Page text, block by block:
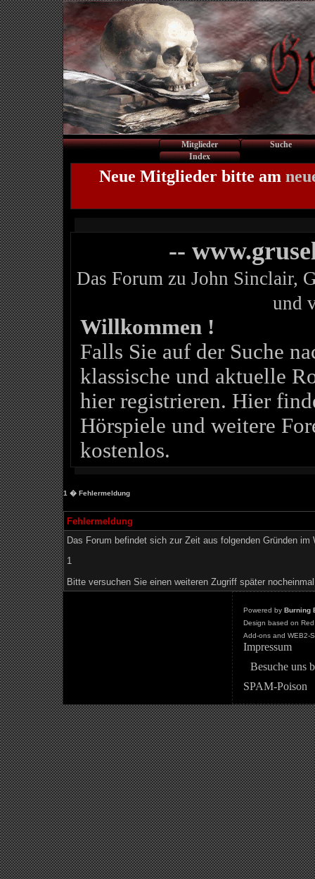
Mitglieder
Suche
Index
Neue Mitglieder bitte am
--
Das Forum zu John Sinclair,
und
Willkommen !
Falls Sie auf der Suche
klassische und aktuelle
hier registrieren. Hier
Hörspiele und weitere
kostenlos.
1 � Fehlermeldung
Fehlermeldung
Das Forum befindet sich zur Zeit aus folgenden Gründen im
1
Bitte versuchen Sie einen weiteren Zugriff später
Powered by Burning
Design based on
Add-ons and WEB2-
Impressum
Besuche uns
SPAM-Poison